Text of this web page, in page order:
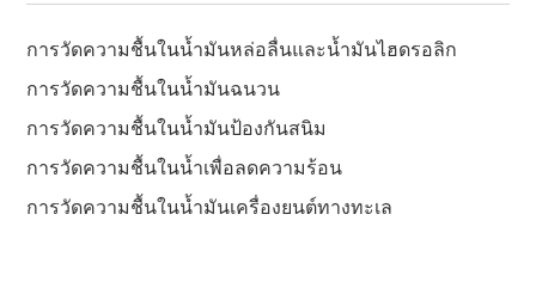
การวัดความชื้นในน้ำมันหล่อลื่นและน้ำมันไฮดรอลิก
การวัดความชื้นในน้ำมันฉนวน
การวัดความชื้นในน้ำมันป้องกันสนิม
การวัดความชื้นในน้ำเพื่อลดความร้อน
การวัดความชื้นในน้ำมันเครื่องยนต์ทางทะเล